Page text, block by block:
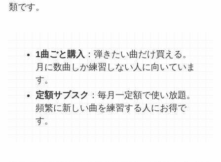
類です。
1曲ごと購入 ：弾きたい曲だけ買える。
月に数曲しか練習しない人に向いていま
す。
定額サブスク ：毎月一定額で使い放題。
頻繁に新しい曲を練習する人にお得で
す。